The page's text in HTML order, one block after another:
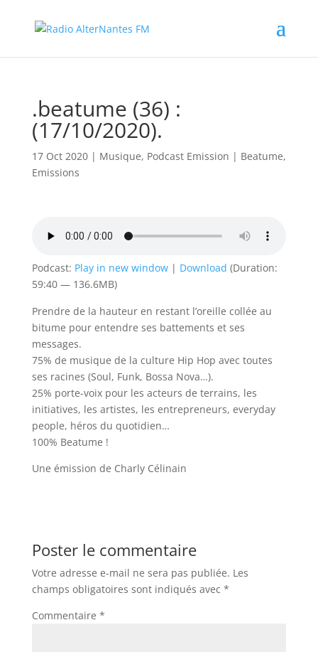
.beatume (36) :
(17/10/2020).
17 Oct 2020| Musique, Podcast Emission | Beatume,
Emissions
Podcast: Play in new window| Download (Duration:
59:40 — 136.6MB)
Prendre de la hauteur en restant l’oreille collée au
bitume pour entendre ses battements et ses
messages.
75% de musique de la culture Hip Hop avec toutes
ses racines (Soul, Funk, Bossa Nova…).
25% porte-voix pour les acteurs de terrains, les
initiatives, les artistes, les entrepreneurs, everyday
people, héros du quotidien…
100% Beatume !
Une émission de Charly Célinain
Poster le commentaire
Votre adresse e-mail ne sera pas publiée. Les
champs obligatoires sont indiqués avec *
Commentaire *